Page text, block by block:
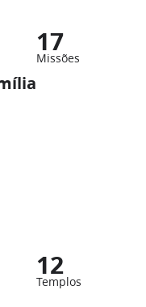
17
Missões
12
Templos